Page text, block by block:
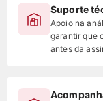
Suporte
Apoio na
garantir que
antes da